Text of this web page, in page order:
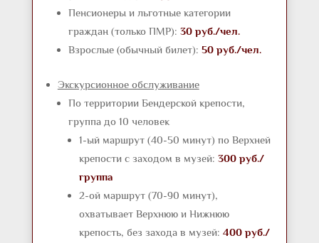
Пенсионеры и льготные категории
граждан (только ПМР): 30 руб./чел.
Взрослые (обычный билет): 50 руб./чел.
Экскурсионное обслуживание
По территории Бендерской крепости,
группа до 10 человек
1-ый маршрут (40-50 минут) по Верхней
крепости с заходом в музей: 300 руб./
группа
2-ой маршрут (70-90 минут),
охватывает Верхнюю и Нижнюю
крепость, без захода в музей: 400 руб./